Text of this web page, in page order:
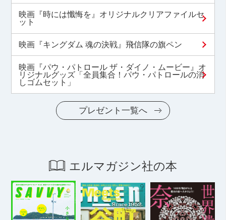
映画『時には懺悔を』オリジナルクリアファイルセ
ット
映画『キングダム 魂の決戦』飛信隊の旗ペン
映画『パウ・パトロール ザ・ダイノ・ムービー』オ
リジナルグッズ「全員集合！パウ・パトロールの消
しゴムセット」
プレゼント一覧へ
エルマガジン社の本